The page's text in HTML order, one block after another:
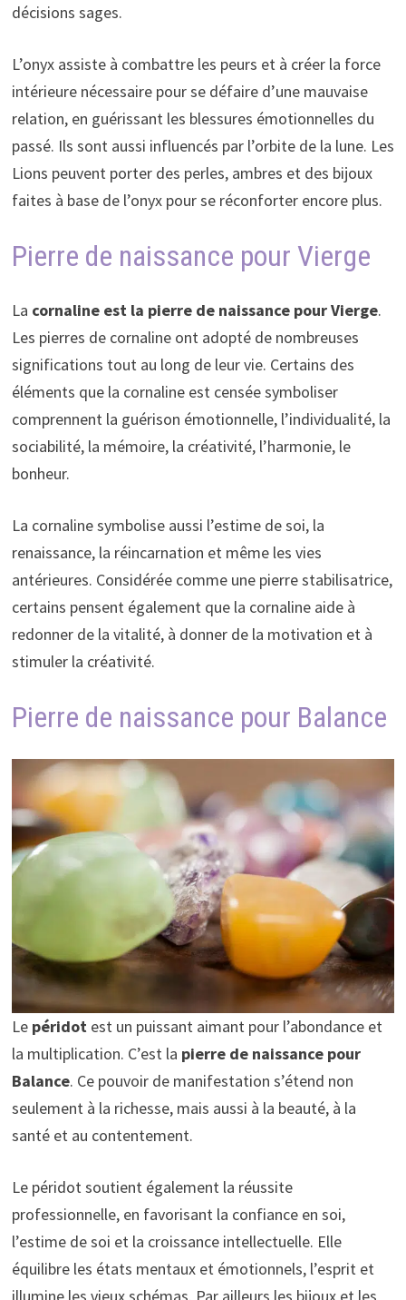
décisions sages.
L’onyx assiste à combattre les peurs et à créer la force
intérieure nécessaire pour se défaire d’une mauvaise
relation, en guérissant les blessures émotionnelles du
passé. Ils sont aussi influencés par l’orbite de la lune. Les
Lions peuvent porter des perles, ambres et des bijoux
faites à base de l’onyx pour se réconforter encore plus.
Pierre de naissance pour Vierge
La cornaline est la pierre de naissance pour Vierge.
Les pierres de cornaline ont adopté de nombreuses
significations tout au long de leur vie. Certains des
éléments que la cornaline est censée symboliser
comprennent la guérison émotionnelle, l’individualité, la
sociabilité, la mémoire, la créativité, l’harmonie, le
bonheur.
La cornaline symbolise aussi l’estime de soi, la
renaissance, la réincarnation et même les vies
antérieures. Considérée comme une pierre stabilisatrice,
certains pensent également que la cornaline aide à
redonner de la vitalité, à donner de la motivation et à
stimuler la créativité.
Pierre de naissance pour Balance
Le péridotest un puissant aimant pour l’abondance et
la multiplication. C’est la pierre de naissance pour
Balance. Ce pouvoir de manifestation s’étend non
seulement à la richesse, mais aussi à la beauté, à la
santé et au contentement.
Le péridot soutient également la réussite
professionnelle, en favorisant la confiance en soi,
l’estime de soi et la croissance intellectuelle. Elle
équilibre les états mentaux et émotionnels, l’esprit et
illumine les vieux schémas. Par ailleurs les bijoux et les